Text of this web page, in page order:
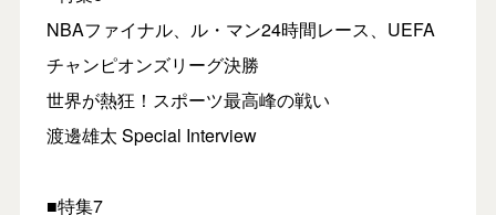
NBAファイナル、ル・マン24時間レース、UEFA
チャンピオンズリーグ決勝
世界が熱狂！スポーツ最高峰の戦い
渡邊雄太 Special Interview
■特集7